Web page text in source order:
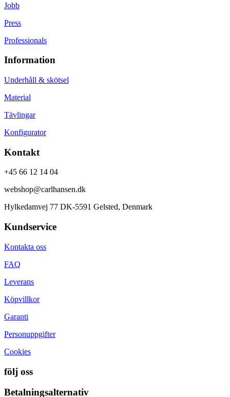
Jobb
Press
Professionals
Information
Underhåll & skötsel
Material
Tävlingar
Konfigurator
Kontakt
+45 66 12 14 04
webshop@carlhansen.dk
Hylkedamvej 77 DK-5591 Gelsted, Denmark
Kundservice
Kontakta oss
FAQ
Leverans
Köpvillkor
Garanti
Personuppgifter
Cookies
följ oss
Betalningsalternativ